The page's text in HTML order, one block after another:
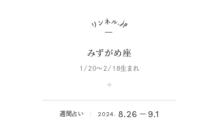
みずがめ座
1/20～2/18生まれ
週間占い 2024. 8.26 9.1